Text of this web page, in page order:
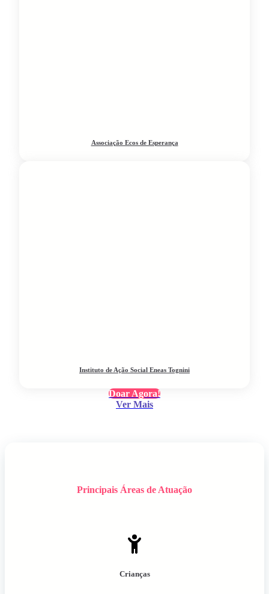
Associação Ecos de Esperança
Instituto de Ação Social Eneas Tognini
Doar Agora!
Ver Mais
Principais Áreas de Atuação
Crianças